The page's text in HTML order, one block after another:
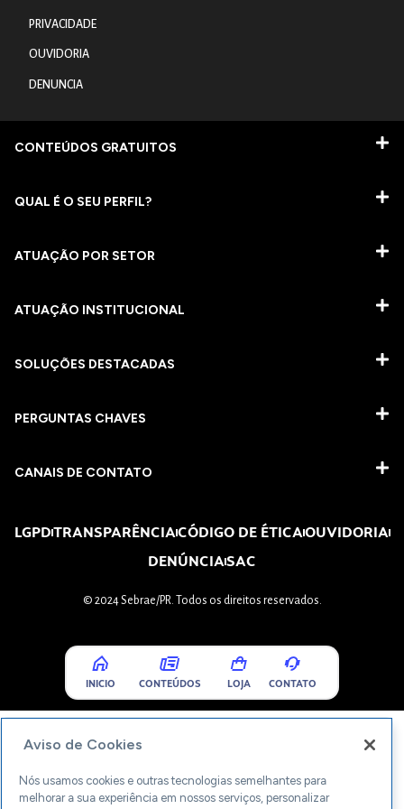
PRIVACIDADE
OUVIDORIA
DENUNCIA
CONTEÚDOS GRATUITOS
QUAL É O SEU PERFIL?
ATUAÇÃO POR SETOR
ATUAÇÃO INSTITUCIONAL
SOLUÇÕES DESTACADAS
PERGUNTAS CHAVES​
CANAIS DE CONTATO
LGPDTRANSPARÊNCIACÓDIGO DE ÉTICAOUVIDORIA
DENÚNCIASAC
© 2024 Sebrae/PR. Todos os direitos reservados.
INICIO CONTEÚDOS LOJA CONTATO
Aviso de Cookies
Nós usamos cookies e outras tecnologias semelhantes para
melhorar a sua experiência em nossos serviços, personalizar